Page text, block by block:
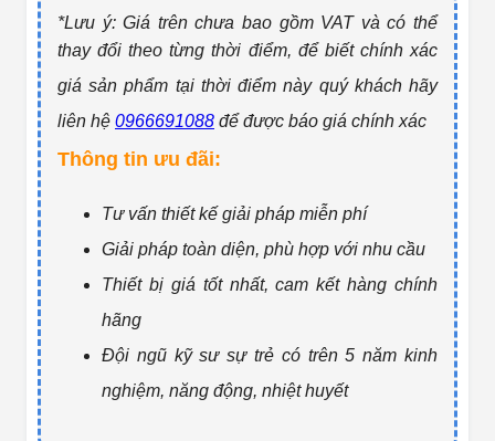
*Lưu ý: Giá trên chưa bao gồm VAT và có thể
thay đổi theo từng thời điểm, để biết chính xác
giá sản phẩm tại thời điểm này quý khách hãy
liên hệ 0966691088 để được báo giá chính xác
Thông tin ưu đãi:
Tư vấn thiết kế giải pháp miễn phí
Giải pháp toàn diện, phù hợp với nhu cầu
Thiết bị giá tốt nhất, cam kết hàng chính
hãng
Đội ngũ kỹ sư sự trẻ có trên 5 năm kinh
nghiệm, năng động, nhiệt huyết